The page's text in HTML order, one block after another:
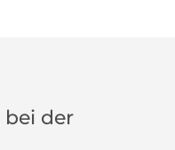
bei der